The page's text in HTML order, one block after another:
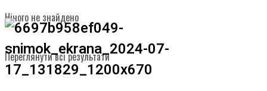
Нічого не знайдено
Переглянути всі результати